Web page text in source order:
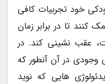
خود تجربیات کافی
تا در برابر زمان
عقب نشینی کند. در
در آن آنطور که
هایی که نوید